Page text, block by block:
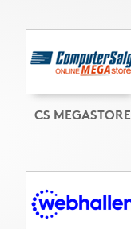
CS MEGASTORE